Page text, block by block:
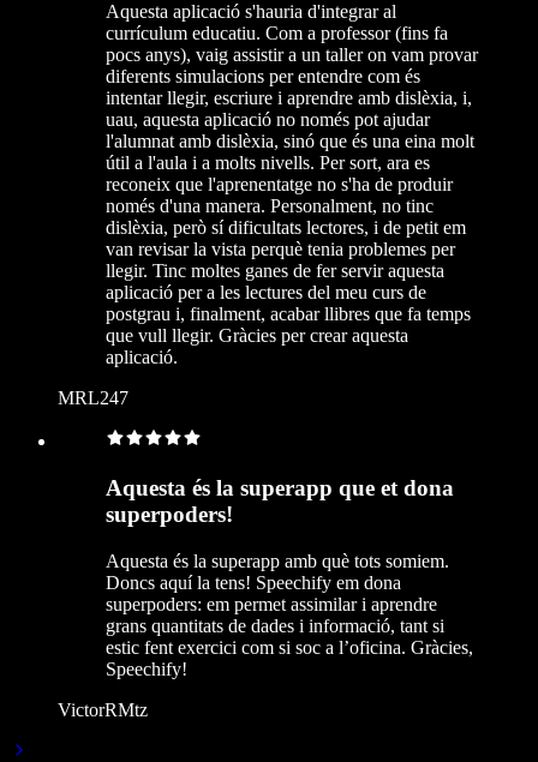
Aquesta aplicació s'hauria d'integrar al
currículum educatiu. Com a professor (fins fa
pocs anys), vaig assistir a un taller on vam provar
diferents simulacions per entendre com és
intentar llegir, escriure i aprendre amb dislèxia, i,
uau, aquesta aplicació no només pot ajudar
l'alumnat amb dislèxia, sinó que és una eina molt
útil a l'aula i a molts nivells. Per sort, ara es
reconeix que l'aprenentatge no s'ha de produir
només d'una manera. Personalment, no tinc
dislèxia, però sí dificultats lectores, i de petit em
van revisar la vista perquè tenia problemes per
llegir. Tinc moltes ganes de fer servir aquesta
aplicació per a les lectures del meu curs de
postgrau i, finalment, acabar llibres que fa temps
que vull llegir. Gràcies per crear aquesta
aplicació.
MRL247
Aquesta és la superapp que et dona
superpoders!
Aquesta és la superapp amb què tots somiem.
Doncs aquí la tens! Speechify em dona
superpoders: em permet assimilar i aprendre
grans quantitats de dades i informació, tant si
estic fent exercici com si soc a l’oficina. Gràcies,
Speechify!
VictorRMtz